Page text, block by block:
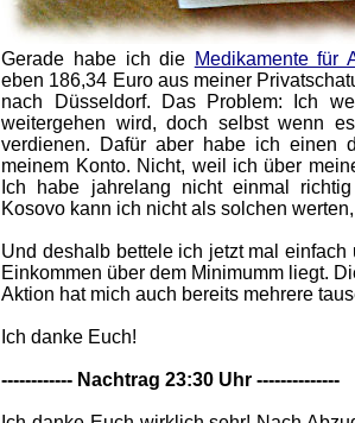
Gerade habe ich die Medikamente für
eben 186,34 Euro aus meiner
nach Düsseldorf. Das Problem: Ich
weitergehen wird, doch selbst wenn
verdienen. Dafür aber habe ich einen
meinem Konto. Nicht, weil ich über
Ich habe jahrelang nicht einmal
Kosovo kann ich nicht als solchen
Und deshalb bettele ich jetzt mal
Einkommen über dem Minimumm liegt.
Aktion hat mich auch bereits mehrere
Ich danke Euch!
------------ Nachtrag 23:30 Uhr --------------